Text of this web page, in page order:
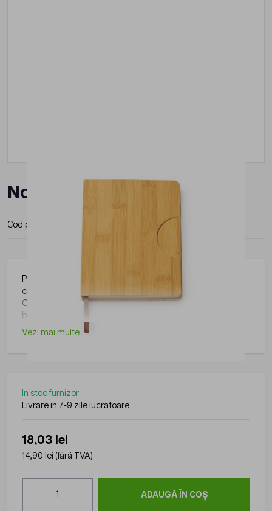
Notebook Roly Ledo
Cod produs: Producator:
Produs din gama Roly, practic si usor de folosit in diverse
contexte.
O solutie simpla si eficienta pentru a creste vizibilitatea
brandului.
Vezi mai multe
In stoc furnizor
Livrare in 7-9 zile lucratoare
18,03 lei
14,90 lei (fără TVA)
ADAUGĂ ÎN COȘ